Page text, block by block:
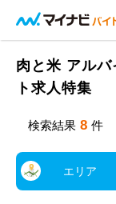
肉と米 アル
ト求人特集
検索結果 8 件
エリア